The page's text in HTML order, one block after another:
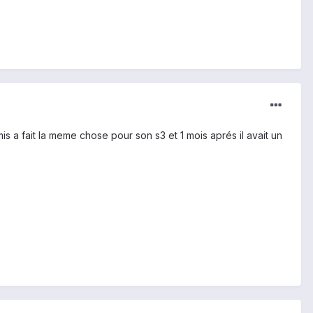
a fait la meme chose pour son s3 et 1 mois aprés il avait un